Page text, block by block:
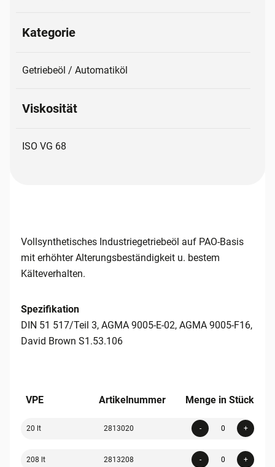
Kategorie
Getriebeöl / Automatiköl
Viskosität
ISO VG 68
Vollsynthetisches Industriegetriebeöl auf PAO-Basis
mit erhöhter Alterungsbeständigkeit u. bestem
Kälteverhalten.
Spezifikation
DIN 51 517/Teil 3, AGMA 9005-E-02, AGMA 9005-F16,
David Brown S1.53.106
VPE Artikelnummer Menge in Stück
20 lt 2813020 - +
208 lt 2813208 - +